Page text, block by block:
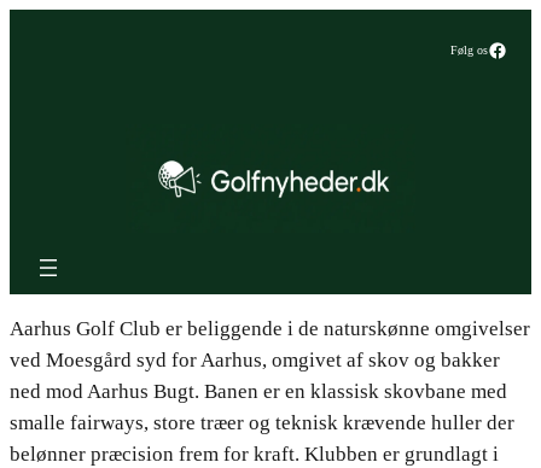
Følg os
Aarhus Golf Club er beliggende i de naturskønne omgivelser
ved Moesgård syd for Aarhus, omgivet af skov og bakker
ned mod Aarhus Bugt. Banen er en klassisk skovbane med
smalle fairways, store træer og teknisk krævende huller der
belønner præcision frem for kraft. Klubben er grundlagt i